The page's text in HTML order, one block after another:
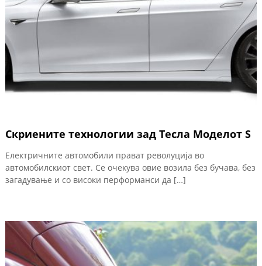
Скриените технологии зад Тесла Моделот S
Електричните автомобили прават револуција во
автомобилскиот свет. Се очекува овие возила без бучава, без
загадување и со високи перформанси да […]